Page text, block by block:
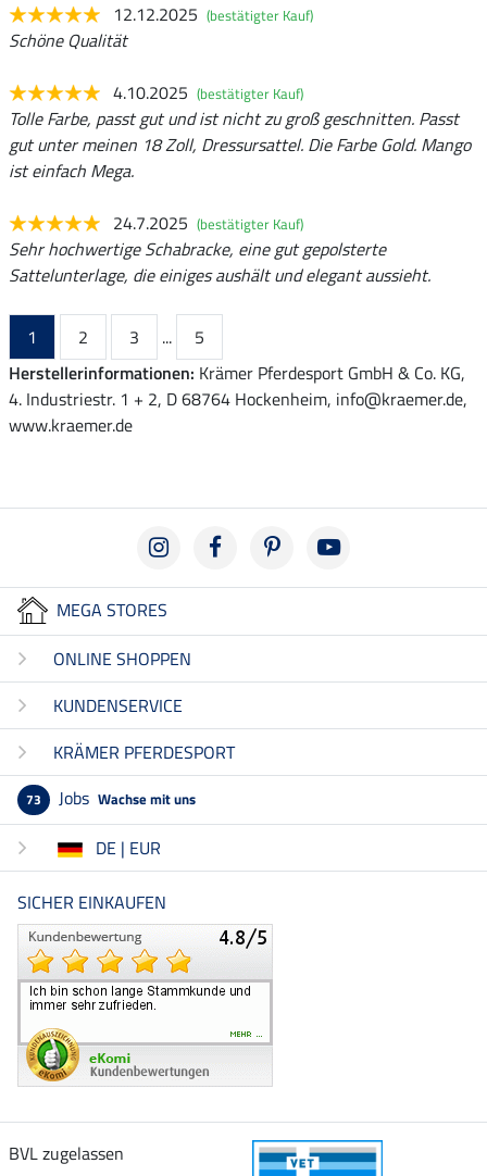
12.12.2025 (bestätigter Kauf)
Schöne Qualität
4.10.2025 (bestätigter Kauf)
Tolle Farbe, passt gut und ist nicht zu groß geschnitten. Passt
gut unter meinen 18 Zoll, Dressursattel. Die Farbe Gold. Mango
ist einfach Mega.
24.7.2025 (bestätigter Kauf)
Sehr hochwertige Schabracke, eine gut gepolsterte
Sattelunterlage, die einiges aushält und elegant aussieht.
1 2 3 ...
5
Herstellerinformationen: Krämer Pferdesport GmbH & Co. KG,
4. Industriestr. 1 + 2, D 68764 Hockenheim, info@kraemer.de,
www.kraemer.de
MEGA STORES
ONLINE SHOPPEN
KUNDENSERVICE
KRÄMER PFERDESPORT
73 Jobs Wachse mit uns
DE | EUR
SICHER EINKAUFEN
BVL zugelassen